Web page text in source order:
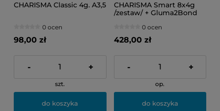
CHARISMA Classic 4g. A3,5
0 ocen
98,00 zł
- +
szt.
do koszyka
CHARISMA Smart 8x4g
/zestaw/ + Gluma2Bond
0 ocen
428,00 zł
- +
op.
do koszyka